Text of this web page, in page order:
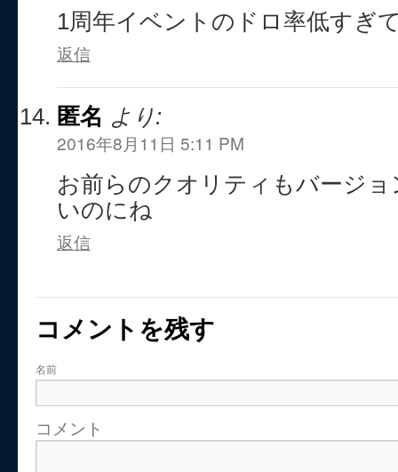
1周年イベントのドロ率低すぎ
返信
匿名 より:
2016年8月11日 5:11 PM
お前らのクオリティもバージ
いのにね
返信
コメントを残す
名前
コメント